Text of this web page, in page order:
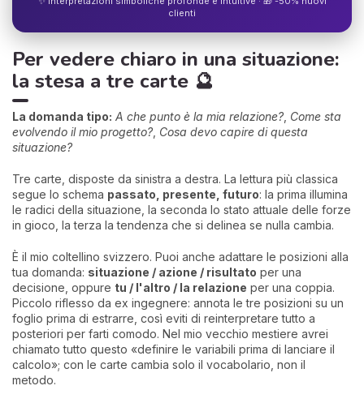
clienti
Per vedere chiaro in una situazione:
la stesa a tre carte 🔮
La domanda tipo: A che punto è la mia relazione? Come sta
evolvendo il mio progetto? Cosa devo capire di questa
situazione?
Tre carte, disposte da sinistra a destra. La lettura più classica
segue lo schema passato, presente, futuro: la prima illumina
le radici della situazione, la seconda lo stato attuale delle forze
in gioco, la terza la tendenza che si delinea se nulla cambia.
È il mio coltellino svizzero. Puoi anche adattare le posizioni alla
tua domanda: situazione / azione / risultato per una
decisione, oppure tu / l'altro / la relazione per una coppia.
Piccolo riflesso da ex ingegnere: annota le tre posizioni su un
foglio prima di estrarre, così eviti di reinterpretare tutto a
posteriori per farti comodo. Nel mio vecchio mestiere avrei
chiamato tutto questo «definire le variabili prima di lanciare il
calcolo»; con le carte cambia solo il vocabolario, non il
metodo.